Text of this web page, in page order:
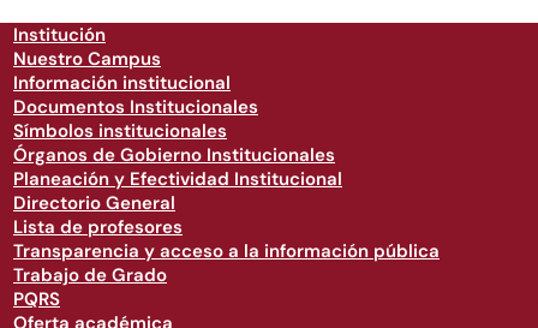
Institución
Nuestro Campus
Información institucional
Documentos Institucionales
Símbolos institucionales
Órganos de Gobierno Institucionales
Planeación y Efectividad Institucional
Directorio General
Lista de profesores
Transparencia y acceso a la información pública
Trabajo de Grado
PQRS
Oferta académica